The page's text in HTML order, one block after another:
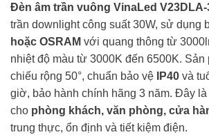
Đèn âm trần vuông VinaLed V23DLA-
trần downlight công suất 30W, sử dụng
hoặc OSRAM với quang thông từ
nhiệt độ màu từ 3000K đến 6500K. Sản
chiếu rộng 50°, chuẩn bảo vệ
IP40 và
giờ, bảo hành chính hãng 3 năm. Đây
cho phòng khách, văn phòng, cửa
trung thực, ổn định và tiết kiệm điện.